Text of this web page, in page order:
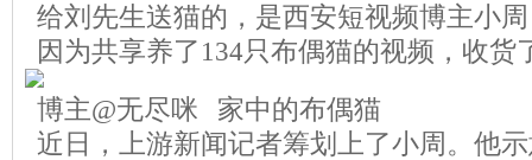
给刘先生送猫的，是西安短视频博主小
因为共享养了134只布偶猫的视频，收货
博主@无尽咪 家中的布偶猫
近日，上游新闻记者筹划上了小周。他